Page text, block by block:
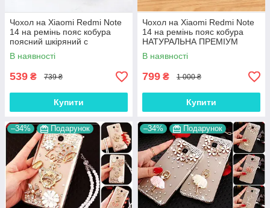
Чохол на Xiaomi Redmi Note
14 на ремінь пояс кобура
поясний шкіряний c
кишенями "RAMOS"
В наявності
539 ₴ 739 ₴
Купити
Чохол на Xiaomi Redmi Note
14 на ремінь пояс кобура
НАТУРАЛЬНА ПРЕМІУМ
ШКІРА "FLOTAR"
В наявності
799 ₴ 1 000 ₴
Купити
–34% Подарунок –34% Подарунок